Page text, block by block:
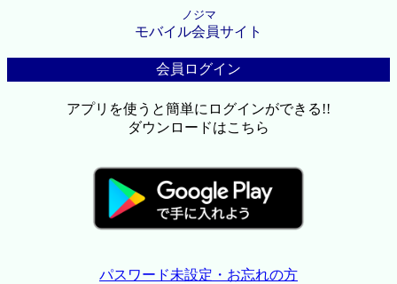
ノジマ
モバイル会員サイト
会員ログイン
アプリを使うと簡単にログインができる!!
ダウンロードはこちら
パスワード未設定・お忘れの方